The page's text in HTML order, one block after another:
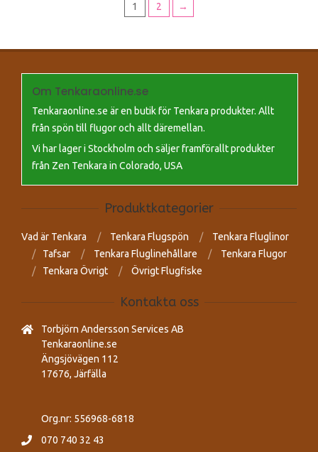
1 2 →
Om Tenkaraonline.se
Tenkaraonline.se är en butik för Tenkara produkter. Allt
från spön till flugor och allt däremellan.
Vi har lager i Stockholm och säljer framförallt produkter
från Zen Tenkara in Colorado, USA
Produktkategorier
Vad är Tenkara Tenkara Flugspön
Tenkara Fluglinor
Tafsar
Tenkara Fluglinehållare
Tenkara Flugor
Tenkara Övrigt
Övrigt Flugfiske
Kontakta oss
Torbjörn Andersson Services AB
Tenkaraonline.se
Ängsjövägen 112
17676, Järfälla
Org.nr: 556968-6818
070 740 32 43